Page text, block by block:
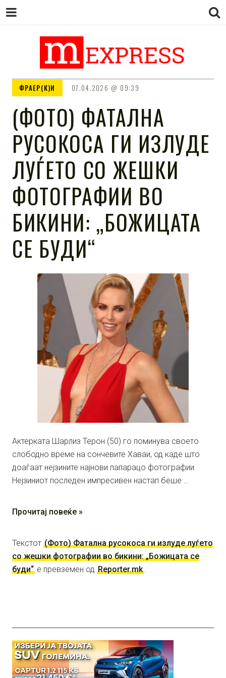
M EXPRESS
ФРАЕР(К)И 07.04.2026 09:39
(ФОТО) ФАТАЛНА
РУСОКОСА ГИ ИЗЛУДЕ
ЛУЃЕТО СО ЖЕШКИ
ФОТОГРАФИИ ВО
БИКИНИ: „БОЖИЦАТА
СЕ БУДИ“
Актерката Шарлиз Терон (50) го поминува своето
слободно време на сончевите Хаваи, од каде што
доаѓаат нејзините најнови папарацо фотографии.
Нејзиниот последен импресивен настап беше …
Прочитај повеќе »
Текстот (Фото) Фатална русокоса ги излуде луѓето
со жешки фотографии во бикини: „Божицата се
буди“ е превземен од Reporter.mk.